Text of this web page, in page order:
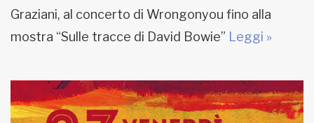
Graziani, al concerto di Wrongonyou fino alla
mostra “Sulle tracce di David Bowie” Leggi »